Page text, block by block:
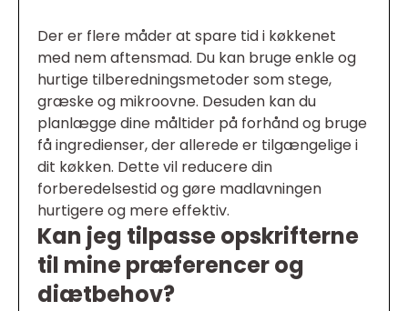
Der er flere måder at spare tid i køkkenet
med nem aftensmad. Du kan bruge enkle og
hurtige tilberedningsmetoder som stege,
græske og mikroovne. Desuden kan du
planlægge dine måltider på forhånd og bruge
få ingredienser, der allerede er tilgængelige i
dit køkken. Dette vil reducere din
forberedelsestid og gøre madlavningen
hurtigere og mere effektiv.
Kan jeg tilpasse opskrifterne
til mine præferencer og
diætbehov?